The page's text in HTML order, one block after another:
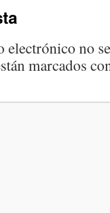
electrónico no
marcados